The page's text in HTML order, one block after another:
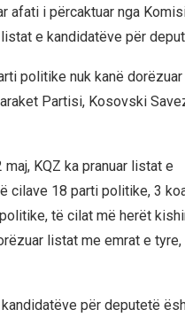
afati i përcaktuar nga
e kandidatëve për
politike nuk kanë
Partisi, Kosovski
KQZ ka pranuar listat e
cilave 18 parti politike, 3
të cilat më herët
listat me emrat e tyre,
për deputetë